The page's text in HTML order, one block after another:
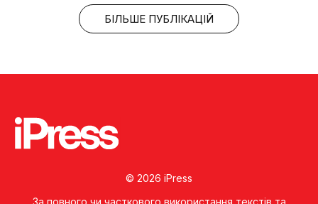
БІЛЬШЕ ПУБЛІКАЦІЙ
© 2026 iPress
За повного чи часткового використання текстів та